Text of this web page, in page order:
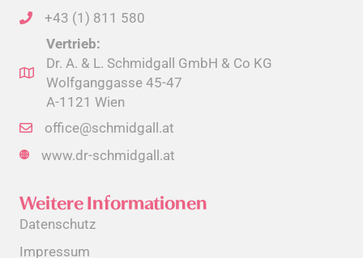
+43 (1) 811 580
Vertrieb:
Dr. A. & L. Schmidgall GmbH & Co KG
Wolfganggasse 45-47
A-1121 Wien
office@schmidgall.at
www.dr-schmidgall.at
Weitere Informationen
Datenschutz
Impressum